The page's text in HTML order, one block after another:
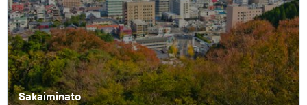
Sakaiminato